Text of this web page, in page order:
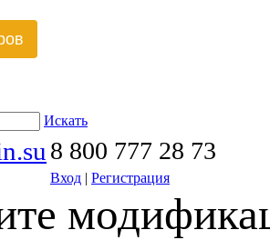
Искать
8 800 777 28 73
Вход | Регистрация